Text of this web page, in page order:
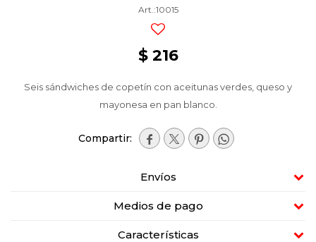
10015
$ 216
Seis sándwiches de copetín con aceitunas verdes, queso y
mayonesa en pan blanco.
   
Envíos
Medios de pago
Características